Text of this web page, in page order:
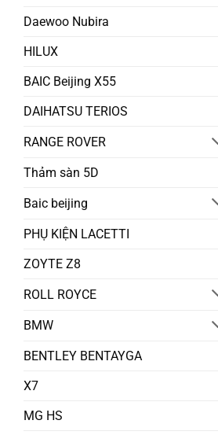
Daewoo Nubira
HILUX
BAIC Beijing X55
DAIHATSU TERIOS
RANGE ROVER
Thảm sàn 5D
Baic beijing
PHỤ KIỆN LACETTI
ZOYTE Z8
ROLL ROYCE
BMW
BENTLEY BENTAYGA
X7
MG HS